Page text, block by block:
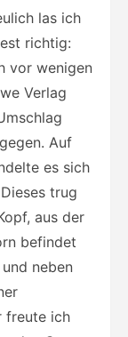
las ich
richtig:
vor wenigen
Verlag
Auf
es sich
trug
aus der
befindet
neben
freute ich